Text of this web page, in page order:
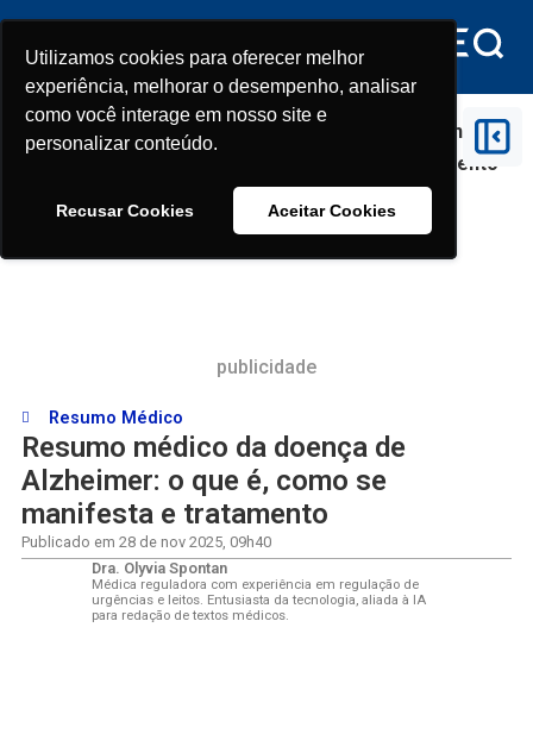
Utilizamos cookies para oferecer melhor
experiência, melhorar o desempenho, analisar
como você interage em nosso site e
personalizar conteúdo.
Recusar Cookies Aceitar Cookies
Utilizamos cookies para oferecer melhor
experiência, melhorar o desempenho, analisar
como você interage em nosso site e
personalizar conteúdo.
Recusar Cookies Aceitar Cookies
Resumo Médico
Resumo médico da doença de
Alzheimer: o que é, como se manifesta e tratamento
publicidade
Resumo Médico
Resumo médico da doença de
Alzheimer: o que é, como se
manifesta e tratamento
Publicado em 28 de nov 2025, 09h40
Dra. Olyvia Spontan
Médica reguladora com experiência em regulação de
urgências e leitos. Entusiasta da tecnologia, aliada à IA
para redação de textos médicos.